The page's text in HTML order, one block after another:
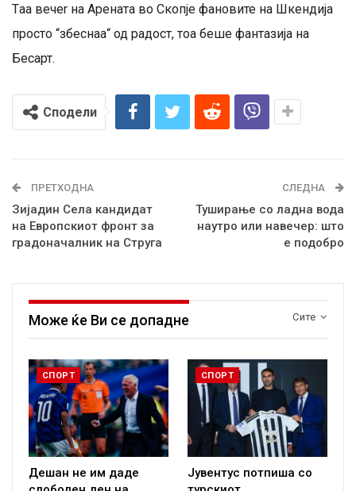
Тaa вечеr на Арената во Скопје фановите на Шкендија
просто “збеснаа“ од радост, тоа беше фантазија на
Бесарт.
Сподели
ПРЕТХОДНА
Зијадин Села кандидат
на Европскиот фронт за
градоначалник на Струга
СЛЕДНА
Туширање со ладна вода
наутро или навечер: што
е подобро
Сите
Може ќе Ви се допадне
СПОРТ
Дешан не им даде
СПОРТ
Јувентус потпиша со